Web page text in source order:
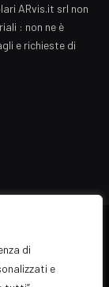
di
e
ARvis.it srl non
: non ne è
e richieste di
generalista
2008